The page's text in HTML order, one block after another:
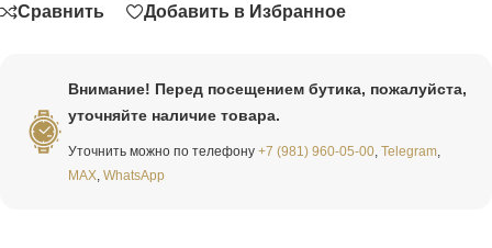
Сравнить Добавить в Избранное
Внимание! Перед посещением бутика, пожалуйста,
уточняйте наличие товара.
Уточнить можно по телефону +7 (981) 960-05-00 Telegram
MAX WhatsApp